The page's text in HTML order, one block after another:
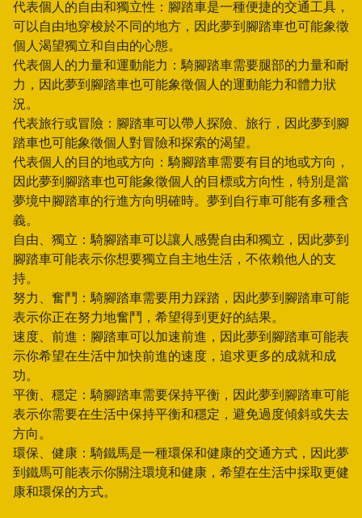
代表個人的自由和獨立性：腳踏車是一種便捷的交通工具，
可以自由地穿梭於不同的地方，因此夢到腳踏車也可能象徵
個人渴望獨立和自由的心態。
代表個人的力量和運動能力：騎腳踏車需要腿部的力量和耐
力，因此夢到腳踏車也可能象徵個人的運動能力和體力狀
況。
代表旅行或冒險：腳踏車可以帶人探險、旅行，因此夢到腳
踏車也可能象徵個人對冒險和探索的渴望。
代表個人的目的地或方向：騎腳踏車需要有目的地或方向，
因此夢到腳踏車也可能象徵個人的目標或方向性，特別是當
夢境中腳踏車的行進方向明確時。夢到自行車可能有多種含
義。
自由、獨立：騎腳踏車可以讓人感覺自由和獨立，因此夢到
腳踏車可能表示你想要獨立自主地生活，不依賴他人的支
持。
努力、奮鬥：騎腳踏車需要用力踩踏，因此夢到腳踏車可能
表示你正在努力地奮鬥，希望得到更好的結果。
速度、前進：腳踏車可以加速前進，因此夢到腳踏車可能表
示你希望在生活中加快前進的速度，追求更多的成就和成
功。
平衡、穩定：騎腳踏車需要保持平衡，因此夢到腳踏車可能
表示你需要在生活中保持平衡和穩定，避免過度傾斜或失去
方向。
環保、健康：騎鐵馬是一種環保和健康的交通方式，因此夢
到鐵馬可能表示你關注環境和健康，希望在生活中採取更健
康和環保的方式。